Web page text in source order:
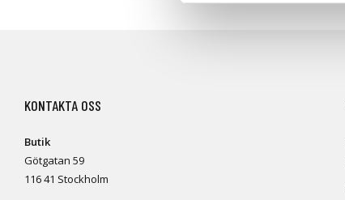
KONTAKTA OSS
Butik
Götgatan 59
116 41 Stockholm